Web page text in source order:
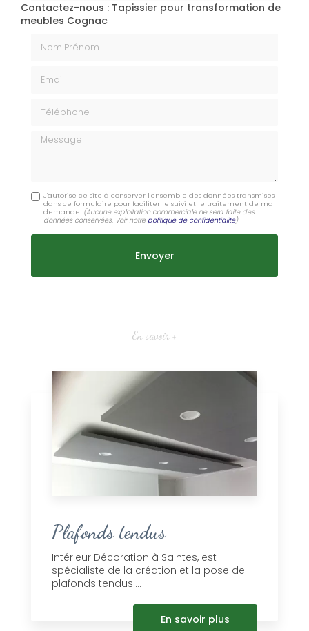
Contactez-nous : Tapissier pour transformation de
meubles Cognac
Message
J'autorise ce site à conserver l'ensemble des données transmises
dans ce formulaire pour faciliter le suivi et le traitement de ma
demande. (Aucune exploitation commerciale ne sera faite des
données conservées. Voir notrepolitique de confidentialité)
En savoir +
Plafonds tendus
Intérieur Décoration à Saintes, est
spécialiste de la création et la pose de
plafonds tendus....
En savoir plus